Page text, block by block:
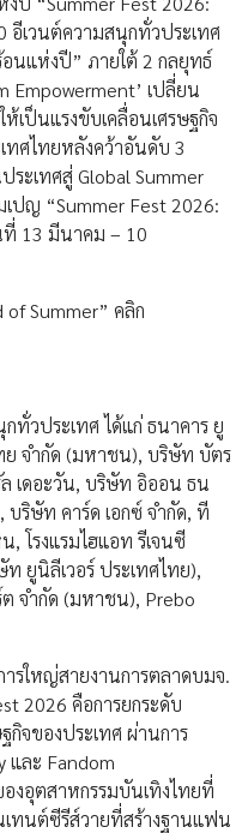
อีเวนต์ความสนุกทั่วประเทศ
อนแห่งปี” ภายใต้ 2 กลยุทธ์
Empowerment’ เปลี่ยน
ป็นแรงขับเคลื่อนเศรษฐกิจ
ทศไทยหลังคว้าอันดับ 3
ะเทศสู่ Global Summer
ปญ “Summer Fest 2026:
ที่ 13 มีนาคม – 10
Summer” คลิก
วประเทศ ได้แก่ ธนาคาร ยู
ย จำกัด (มหาชน), บริษัท บัตร
ล เดอะวัน, บริษัท อิออน ธน
ริษัท คาร์ด เอกซ์ จำกัด, ที
, โรงแรมไฮแอท รีเจนซี
ยูนิลีเวอร์ ประเทศไทย),
จำกัด (มหาชน), Prebo
รใหญ่สายงานการตลาดบมจ.
2026 คือการยกระดับ
กิจของประเทศ ผ่านการ
และ Fandom
งอุตสาหกรรมบันเทิงไทยที่
เทนต์ซีรีส์วายที่สร้างฐานแฟน